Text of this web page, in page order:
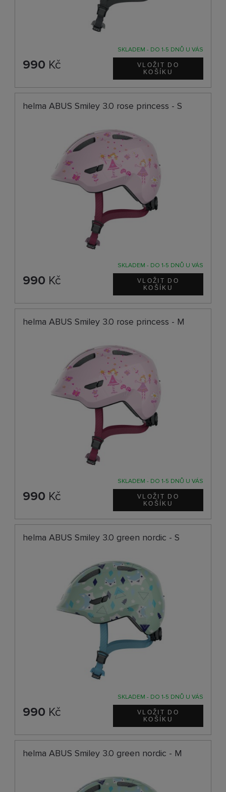
SKLADEM - DO 1-5 DNŮ U VÁS
990 Kč
helma ABUS Smiley 3.0 rose princess - S
SKLADEM - DO 1-5 DNŮ U VÁS
990 Kč
helma ABUS Smiley 3.0 rose princess - M
SKLADEM - DO 1-5 DNŮ U VÁS
990 Kč
helma ABUS Smiley 3.0 green nordic - S
SKLADEM - DO 1-5 DNŮ U VÁS
990 Kč
helma ABUS Smiley 3.0 green nordic - M